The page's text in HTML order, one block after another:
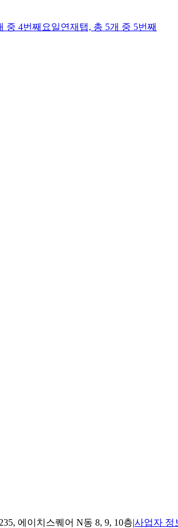
중 4번째 요일연재 탭, 총 5개 중 5번째
에이치스퀘어 N동 8, 9, 10층|사업자 정